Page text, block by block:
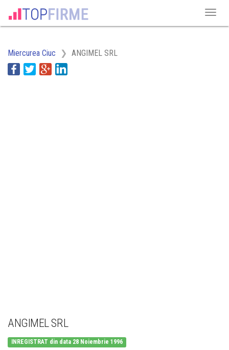
Miercurea Ciuc ANGIMEL SRL
ANGIMEL SRL
INREGISTRAT din data 28 Noiembrie 1996